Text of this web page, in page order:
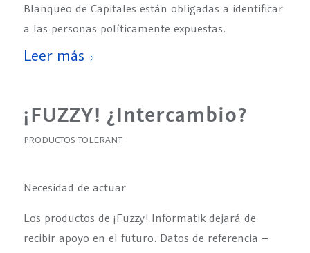
Blanqueo de Capitales están obligadas a identificar
a las personas políticamente expuestas.
Leer más
¡FUZZY! ¿Intercambio?
PRODUCTOS TOLERANT
Necesidad de actuar
Los productos de ¡Fuzzy! Informatik dejará de
recibir apoyo en el futuro. Datos de referencia –